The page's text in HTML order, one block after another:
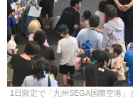
1日限定で「九州SEGA国際空港